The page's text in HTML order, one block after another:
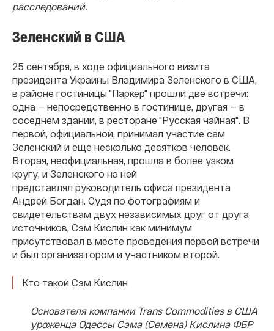
расследований.
Зеленский в США
25 сентября, в ходе официального визита
президента Украины Владимира Зеленского в США,
в районе гостиницы "Паркер" прошли две встречи:
одна — непосредственно в гостинице, другая — в
соседнем здании, в ресторане "Русская чайная". В
первой, официальной, принимал участие сам
Зеленский и еще несколько десятков человек.
Вторая, неофициальная, прошла в более узком
кругу, и Зеленского на ней
представлял руководитель офиса президента
Андрей Богдан. Судя по фотографиям и
свидетельствам двух независимых друг от друга
источников, Сэм Кислин как минимум
присутствовал в месте проведения первой встречи
и был организатором и участником второй.
Кто такой Сэм Кислин
Основателя компании Trans Commodities в США
уроженца Одессы Сэма (Семена) Кислина ФБР